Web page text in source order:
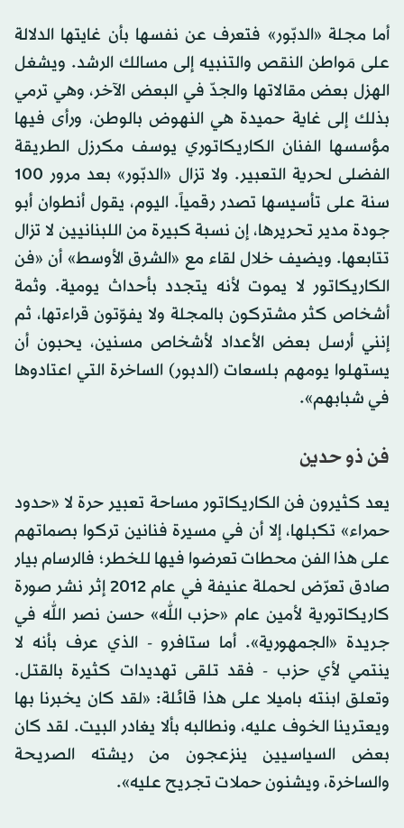
أما مجلة «الدبّور» فتعرف عن نفسها بأن غايتها الدلالة
على مَواطن النقص والتنبيه إلى مسالك الرشد. ويشغل
الهزل بعض مقالاتها والجدّ في البعض الآخر، وهي ترمي
بذلك إلى غاية حميدة هي النهوض بالوطن، ورأى فيها
مؤسسها الفنان الكاريكاتوري يوسف مكرزل الطريقة
الفضلى لحرية التعبير. ولا تزال «الدبّور» بعد مرور 100
سنة على تأسيسها تصدر رقمياً. اليوم، يقول أنطوان أبو
جودة مدير تحريرها، إن نسبة كبيرة من اللبنانيين لا تزال
تتابعها. ويضيف خلال لقاء مع «الشرق الأوسط» أن «فن
الكاريكاتور لا يموت لأنه يتجدد بأحداث يومية. وثمة
أشخاص كثر مشتركون بالمجلة ولا يفوّتون قراءتها، ثم
إنني أرسل بعض الأعداد لأشخاص مسنين، يحبون أن
يستهلوا يومهم بلسعات (الدبور) الساخرة التي اعتادوها
في شبابهم».
فن ذو حدين
يعد كثيرون فن الكاريكاتور مساحة تعبير حرة لا «حدود
حمراء» تكبلها، إلا أن في مسيرة فنانين تركوا بصماتهم
على هذا الفن محطات تعرضوا فيها للخطر؛ فالرسام بيار
صادق تعرّض لحملة عنيفة في عام 2012 إثر نشر صورة
كاريكاتورية لأمين عام «حزب الله» حسن نصر الله في
جريدة «الجمهورية». أما ستافرو - الذي عرف بأنه لا
ينتمي لأي حزب - فقد تلقى تهديدات كثيرة بالقتل.
وتعلق ابنته باميلا على هذا قائلة: «لقد كان يخبرنا بها
ويعترينا الخوف عليه، ونطالبه بألا يغادر البيت. لقد كان
بعض السياسيين ينزعجون من ريشته الصريحة
والساخرة، ويشنون حملات تجريح عليه».